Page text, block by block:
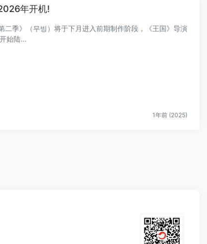
年开机!
季》（무빙）将于下月进入前期制作阶段，《王国》导演
始陆...
1年前 (2025)